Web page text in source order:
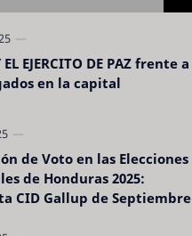
EL EJERCITO DE PAZ frente a
en la capital
de Voto en las Elecciones
de Honduras 2025:
CID Gallup de Septiembre